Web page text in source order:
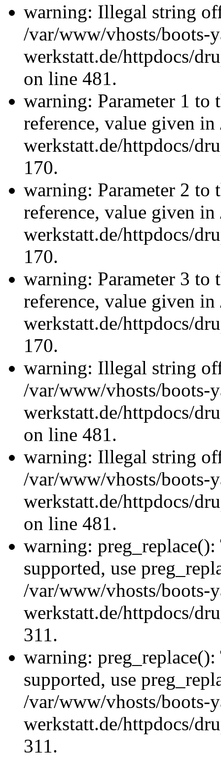
warning: Illegal string
/var/www/vhosts/boots-
werkstatt.de/httpdocs/
on line 481.
warning: Parameter 1 to
reference, value given
werkstatt.de/httpdocs/
170.
warning: Parameter 2 to
reference, value given
werkstatt.de/httpdocs/
170.
warning: Parameter 3 to
reference, value given
werkstatt.de/httpdocs/
170.
warning: Illegal string
/var/www/vhosts/boots-
werkstatt.de/httpdocs/
on line 481.
warning: Illegal string
/var/www/vhosts/boots-
werkstatt.de/httpdocs/
on line 481.
warning:
supported, use
/var/www/vhosts/boots-
werkstatt.de/httpdocs/
311.
warning:
supported, use
/var/www/vhosts/boots-
werkstatt.de/httpdocs/
311.